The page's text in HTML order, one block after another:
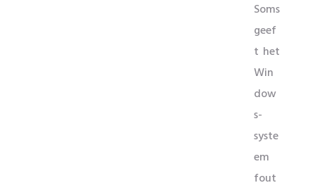
Soms
geef
t het
Win
dow
s-
syste
em
fout